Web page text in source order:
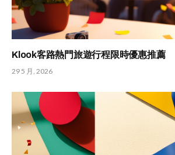
Klook客路熱門旅遊行程限時優惠推薦
29 5 月, 2026